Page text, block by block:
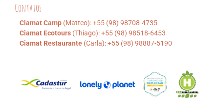
Contatos
Ciamat Camp (Matteo): +55 (98) 98708-4735
Ciamat Ecotours (Thiago): +55 (98) 98518-6453
Ciamat Restaurante (Carla): +55 (98) 98887-5190